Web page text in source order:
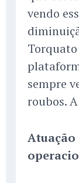
vendo
Torquato
sempre
roubos.
Atuação